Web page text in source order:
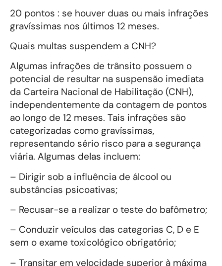
20 pontos : se houver duas ou mais infrações
gravíssimas nos últimos 12 meses.
Quais multas suspendem a CNH?
Algumas infrações de trânsito possuem o
potencial de resultar na suspensão imediata
da Carteira Nacional de Habilitação (CNH),
independentemente da contagem de pontos
ao longo de 12 meses. Tais infrações são
categorizadas como gravíssimas,
representando sério risco para a segurança
viária. Algumas delas incluem:
– Dirigir sob a influência de álcool ou
substâncias psicoativas;
– Recusar-se a realizar o teste do bafômetro;
– Conduzir veículos das categorias C, D e E
sem o exame toxicológico obrigatório;
– Transitar em velocidade superior à máxima